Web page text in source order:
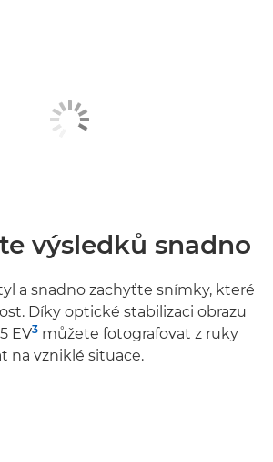
výsledků snadno
a snadno zachyťte snímky, které
Díky optické stabilizaci obrazu
EV3 můžete fotografovat z ruky
na vzniklé situace.